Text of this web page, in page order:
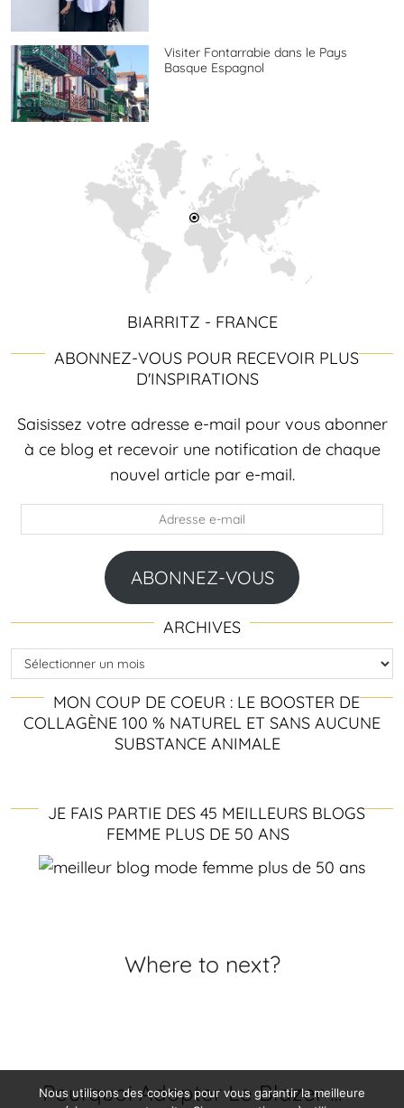
Visiter Fontarrabie dans le Pays
Basque Espagnol
BIARRITZ - FRANCE
ABONNEZ-VOUS POUR RECEVOIR PLUS
D'INSPIRATIONS
Saisissez votre adresse e-mail pour vous abonner
à ce blog et recevoir une notification de chaque
nouvel article par e-mail.
e-
ABONNEZ-VOUS
ARCHIVES
Archives
MON COUP DE COEUR : LE BOOSTER DE
COLLAGÈNE 100 % NATUREL ET SANS AUCUNE
SUBSTANCE ANIMALE
JE FAIS PARTIE DES 45 MEILLEURS BLOGS
FEMME PLUS DE 50 ANS
Where to next?
Pourquoi Adopter Le Blazer …
Nous utilisons des cookies pour vous garantir la meilleure